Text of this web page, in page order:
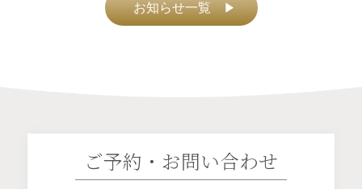
お知らせ一覧 ▶
ご予約・お問い合わせ